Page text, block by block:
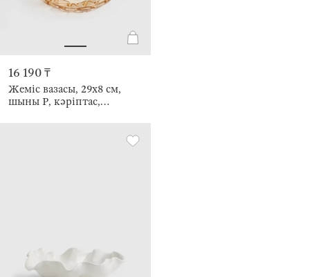
16 190 ₸
Жеміс вазасы, 29х8 см,
шыны Р, кәріптас,